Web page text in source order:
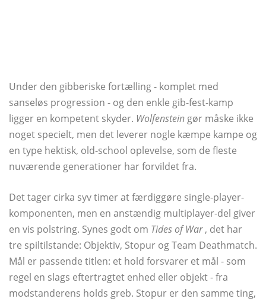
Under den gibberiske fortælling - komplet med
sanseløs progression - og den enkle gib-fest-kamp
ligger en kompetent skyder. Wolfenstein gør måske ikke
noget specielt, men det leverer nogle kæmpe kampe og
en type hektisk, old-school oplevelse, som de fleste
nuværende generationer har forvildet fra.
Det tager cirka syv timer at færdiggøre single-player-
komponenten, men en anstændig multiplayer-del giver
en vis polstring. Synes godt om Tides of War, det har
tre spiltilstande: Objektiv, Stopur og Team Deathmatch.
Mål er passende titlen: et hold forsvarer et mål - som
regel en slags eftertragtet enhed eller objekt - fra
modstanderens holds greb. Stopur er den samme ting,